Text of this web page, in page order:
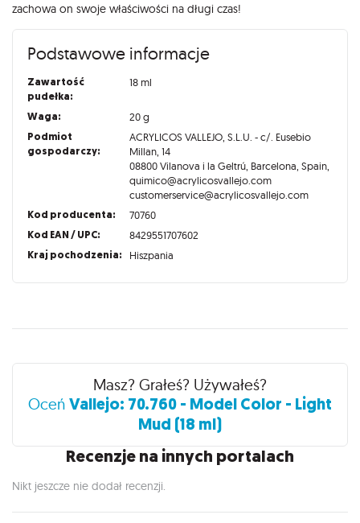
zachowa on swoje właściwości na długi czas!
Podstawowe informacje
Zawartość
pudełka:
18 ml
Waga: 20 g
Podmiot
gospodarczy:
ACRYLICOS VALLEJO, S.L.U. - c/. Eusebio
Millan, 14
08800 Vilanova i la Geltrú, Barcelona, Spain,
quimico@acrylicosvallejo.com
customerservice@acrylicosvallejo.com
Kod producenta: 70760
Kod EAN / UPC: 8429551707602
Kraj pochodzenia: Hiszpania
Recenzje
Masz? Grałeś? Używałeś?
Oceń Vallejo: 70.760 - Model Color - Light
Mud (18 ml)
Recenzje na innych portalach
Nikt jeszcze nie dodał recenzji.